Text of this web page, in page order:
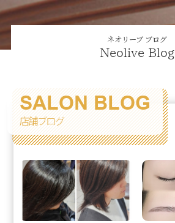
ネオリーブ ブログ
Neolive Blog
SALON BLOG
店舗ブログ